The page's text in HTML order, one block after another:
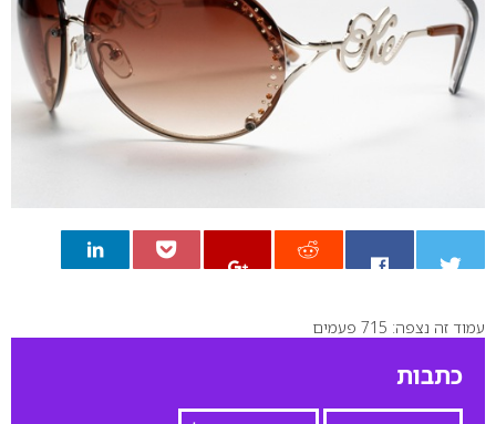
0
עמוד זה נצפה: 715 פעמים
כתבות